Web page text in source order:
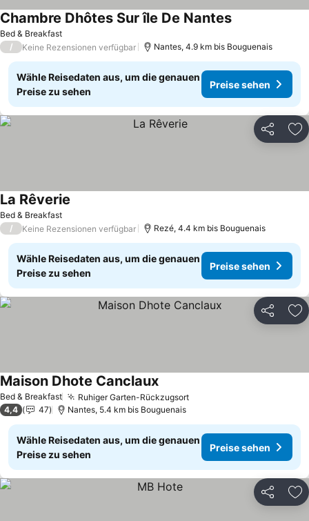
Bed & Breakfast
Chambre Dhôtes Sur île De Nantes
/ Keine Rezensionen verfügbar Nantes, 4.9 km bis Bouguenais
Wähle Reisedaten aus, um die genauen
Preise zu sehen
Preise sehen
Teilen
Bed & Breakfast
La Rêverie
/ Keine Rezensionen verfügbar Rezé, 4.4 km bis Bouguenais
Wähle Reisedaten aus, um die genauen
Preise zu sehen
Preise sehen
Teilen
Bed & Breakfast Ruhiger Garten-Rückzugsort
Maison Dhote Canclaux
4,4 47 Nantes, 5.4 km bis Bouguenais
Wähle Reisedaten aus, um die genauen
Preise zu sehen
Preise sehen
Teilen